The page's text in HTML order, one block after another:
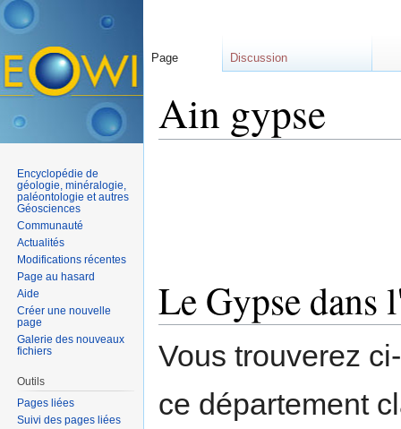
Ain gypse
Le Gypse dans
Vous trouverez
ce département
Page Discussion
Encyclopédie de
géologie, minéralogie,
paléontologie et autres
Géosciences
Communauté
Actualités
Modifications récentes
Page au hasard
Aide
Créer une nouvelle
page
Galerie des nouveaux
fichiers
Outils
Pages liées
Suivi des pages liées